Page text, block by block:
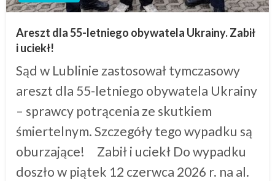
Areszt dla 55-letniego obywatela Ukrainy. Zabił
i uciekł!
Sąd w Lublinie zastosował tymczasowy
areszt dla 55-letniego obywatela Ukrainy
– sprawcy potrącenia ze skutkiem
śmiertelnym. Szczegóły tego wypadku są
oburzające! Zabił i uciekł Do wypadku
doszło w piątek 12 czerwca 2026 r. na al.